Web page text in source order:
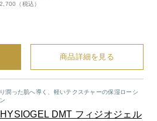
（税込）
商品詳細を見る
潤った肌へ導く、軽いテクスチャーの保湿ローシ
DMT フィジオジェル